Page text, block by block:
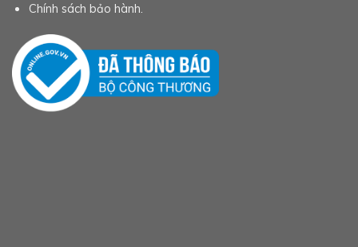
Chính sách bảo hành.